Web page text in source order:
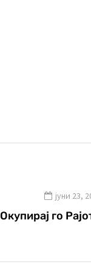
јуни 23,
Окупирај го